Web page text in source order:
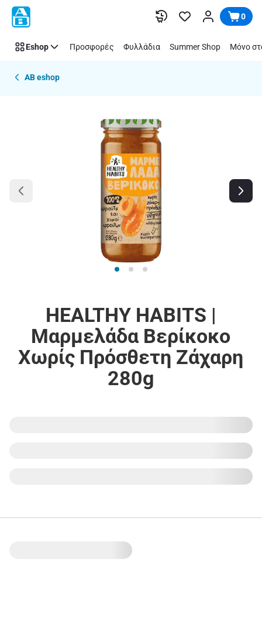
Παράλειψη 0
Eshop Προσφορές Φυλλάδια Summer Shop Μόνο
AB eshop
HEALTHY HABITS |
Μαρμελάδα Βερίκοκο
Χωρίς Πρόσθετη Ζάχαρη
280g